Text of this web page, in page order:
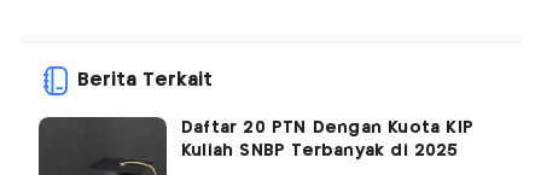
Berita Terkait
Daftar 20 PTN Dengan Kuota KIP
Kuliah SNBP Terbanyak di 2025